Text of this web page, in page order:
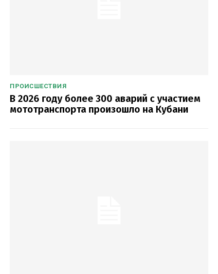
ПРОИСШЕСТВИЯ
В 2026 году более 300 аварий с участием
мототранспорта произошло на Кубани